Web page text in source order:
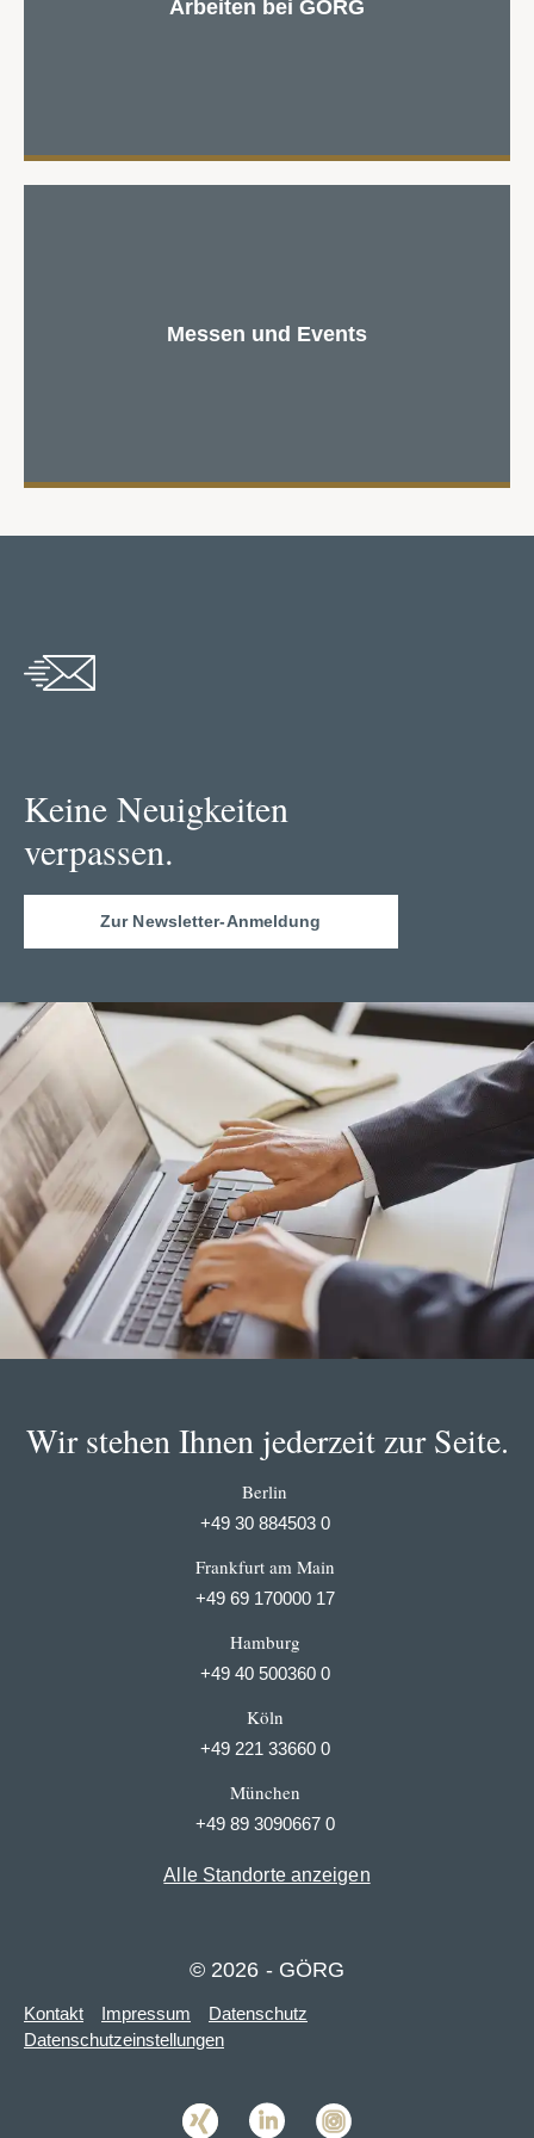
Arbeiten bei GÖRG
Messen und Events
Keine Neuigkeiten
verpassen.
Zur Newsletter-Anmeldung
Wir stehen Ihnen jederzeit zur Seite.
Berlin
+49 30 884503 0
Frankfurt am Main
+49 69 170000 17
Hamburg
+49 40 500360 0
Köln
+49 221 33660 0
München
+49 89 3090667 0
Alle Standorte anzeigen
© 2026 - GÖRG
Kontakt Impressum
Datenschutz
Datenschutzeinstellungen